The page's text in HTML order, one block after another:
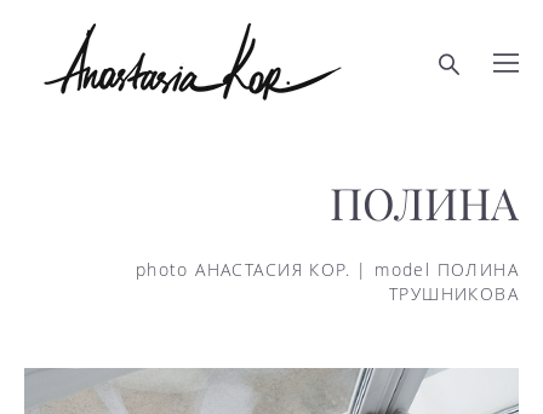
ПОЛИНА
photo АНАСТАСИЯ КОР. | model ПОЛИНА
ТРУШНИКОВА